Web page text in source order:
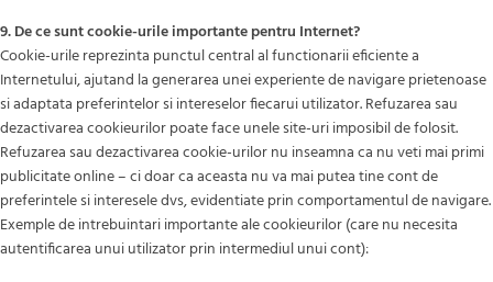
9. De ce sunt cookie-urile importante pentru Internet?
Cookie-urile reprezinta punctul central al functionarii eficiente a
Internetului, ajutand la generarea unei experiente de navigare prietenoase
si adaptata preferintelor si intereselor fiecarui utilizator. Refuzarea sau
dezactivarea cookieurilor poate face unele site-uri imposibil de folosit.
Refuzarea sau dezactivarea cookie-urilor nu inseamna ca nu veti mai primi
publicitate online – ci doar ca aceasta nu va mai putea tine cont de
preferintele si interesele dvs, evidentiate prin comportamentul de navigare.
Exemple de intrebuintari importante ale cookieurilor (care nu necesita
autentificarea unui utilizator prin intermediul unui cont):